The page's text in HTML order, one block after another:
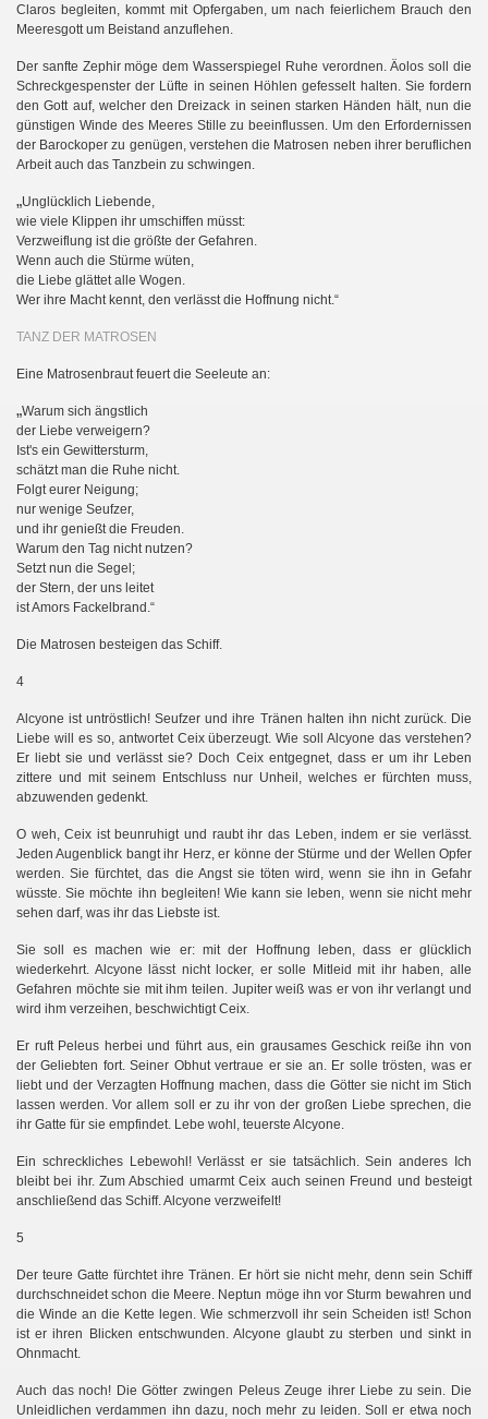
Claros begleiten, kommt mit Opfergaben, um nach feierlichem Brauch den
Meeresgott um Beistand anzuflehen.
Der sanfte Zephir möge dem Wasserspiegel Ruhe verordnen. Äolos soll die
Schreckgespenster der Lüfte in seinen Höhlen gefesselt halten. Sie fordern
den Gott auf, welcher den Dreizack in seinen starken Händen hält, nun die
günstigen Winde des Meeres Stille zu beeinflussen. Um den Erfordernissen
der Barockoper zu genügen, verstehen die Matrosen neben ihrer beruflichen
Arbeit auch das Tanzbein zu schwingen.
„Unglücklich Liebende,
wie viele Klippen ihr umschiffen müsst:
Verzweiflung ist die größte der Gefahren.
Wenn auch die Stürme wüten,
die Liebe glättet alle Wogen.
Wer ihre Macht kennt, den verlässt die Hoffnung nicht.“
TANZ DER MATROSEN
Eine Matrosenbraut feuert die Seeleute an:
„Warum sich ängstlich
der Liebe verweigern?
Ist's ein Gewittersturm,
schätzt man die Ruhe nicht.
Folgt eurer Neigung;
nur wenige Seufzer,
und ihr genießt die Freuden.
Warum den Tag nicht nutzen?
Setzt nun die Segel;
der Stern, der uns leitet
ist Amors Fackelbrand.“
Die Matrosen besteigen das Schiff.
4
Alcyone ist untröstlich! Seufzer und ihre Tränen halten ihn nicht zurück. Die
Liebe will es so, antwortet Ceix überzeugt. Wie soll Alcyone das verstehen?
Er liebt sie und verlässt sie? Doch Ceix entgegnet, dass er um ihr Leben
zittere und mit seinem Entschluss nur Unheil, welches er fürchten muss,
abzuwenden gedenkt.
O weh, Ceix ist beunruhigt und raubt ihr das Leben, indem er sie verlässt.
Jeden Augenblick bangt ihr Herz, er könne der Stürme und der Wellen Opfer
werden. Sie fürchtet, das die Angst sie töten wird, wenn sie ihn in Gefahr
wüsste. Sie möchte ihn begleiten! Wie kann sie leben, wenn sie nicht mehr
sehen darf, was ihr das Liebste ist.
Sie soll es machen wie er: mit der Hoffnung leben, dass er glücklich
wiederkehrt. Alcyone lässt nicht locker, er solle Mitleid mit ihr haben, alle
Gefahren möchte sie mit ihm teilen. Jupiter weiß was er von ihr verlangt und
wird ihm verzeihen, beschwichtigt Ceix.
Er ruft Peleus herbei und führt aus, ein grausames Geschick reiße ihn von
der Geliebten fort. Seiner Obhut vertraue er sie an. Er solle trösten, was er
liebt und der Verzagten Hoffnung machen, dass die Götter sie nicht im Stich
lassen werden. Vor allem soll er zu ihr von der großen Liebe sprechen, die
ihr Gatte für sie empfindet. Lebe wohl, teuerste Alcyone.
Ein schreckliches Lebewohl! Verlässt er sie tatsächlich. Sein anderes Ich
bleibt bei ihr. Zum Abschied umarmt Ceix auch seinen Freund und besteigt
anschließend das Schiff. Alcyone verzweifelt!
5
Der teure Gatte fürchtet ihre Tränen. Er hört sie nicht mehr, denn sein Schiff
durchschneidet schon die Meere. Neptun möge ihn vor Sturm bewahren und
die Winde an die Kette legen. Wie schmerzvoll ihr sein Scheiden ist! Schon
ist er ihren Blicken entschwunden. Alcyone glaubt zu sterben und sinkt in
Ohnmacht.
Auch das noch! Die Götter zwingen Peleus Zeuge ihrer Liebe zu sein. Die
Unleidlichen verdammen ihn dazu, noch mehr zu leiden. Soll er etwa noch